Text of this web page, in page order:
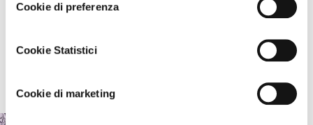
Cookie di preferenza
Cookie Statistici
Cookie di marketing
Rinse thoroughly.
Our ingredients